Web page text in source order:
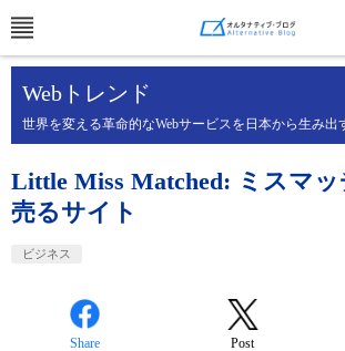
Webトレンド
世界を変える革命的なWebサービスを日本から生み出
Little Miss Matched: ミスマ
売るサイト
ビジネス
Share Post